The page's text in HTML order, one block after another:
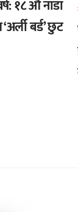
१८ औँ नाडा
बर्ड’ छुट